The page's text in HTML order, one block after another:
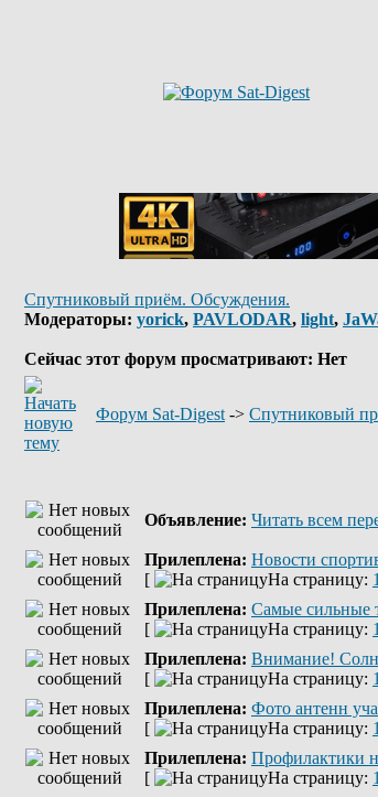
Спутниковый приём. Обсуждения.
Модераторы: yorick, PAVLODAR, light,
Сейчас этот форум просматривают: Нет
Форум Sat-Digest -> Спутниковый
Объявление: Читать всем
Прилеплена: Новости
[
На страницу: 1
Прилеплена: Самые сильные
[
На страницу: 1
Прилеплена: Внимание!
[
На страницу: 1
Прилеплена: Фото антенн
[
На страницу: 1
Прилеплена: Профилактики
[
На страницу: 1